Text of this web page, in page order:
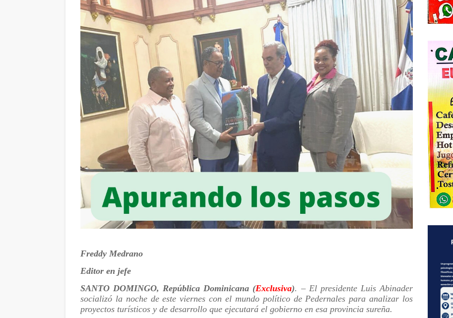
Freddy Medrano
Editor en jefe
SANTO DOMINGO, República Dominicana (Exclusiva). – El presidente Luis Abinader
socializó la noche de este viernes con el mundo político de Pedernales para analizar los
proyectos turísticos y de desarrollo que ejecutará el gobierno en esa provincia sureña.